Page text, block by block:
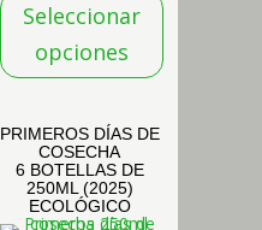
desde
78,00€
hasta
Seleccionar
opciones
producto
tiene
múltiples
variantes.
PRIMEROS DÍAS DE
COSECHA
6 BOTELLAS DE
250ML (2025)
ECOLÓGICO